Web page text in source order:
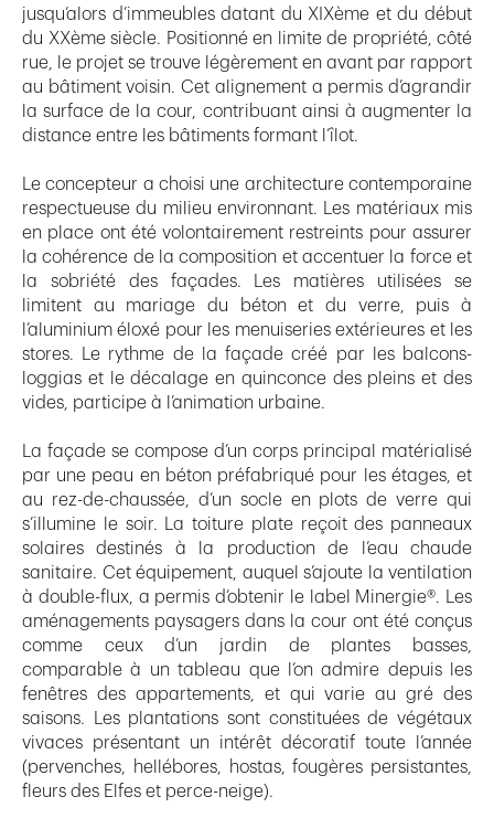
jusqu’alors d’immeubles datant du XIXème et du début
du XXème siècle. Positionné en limite de propriété, côté
rue, le projet se trouve légèrement en avant par rapport
au bâtiment voisin. Cet alignement a permis d’agrandir
la surface de la cour, contribuant ainsi à augmenter la
distance entre les bâtiments formant l’îlot.
Le concepteur a choisi une architecture contemporaine
respectueuse du milieu environnant. Les matériaux mis
en place ont été volontairement restreints pour assurer
la cohérence de la composition et accentuer la force et
la sobriété des façades. Les matières utilisées se
limitent au mariage du béton et du verre, puis à
l’aluminium éloxé pour les menuiseries extérieures et les
stores. Le rythme de la façade créé par les balcons-
loggias et le décalage en quinconce des pleins et des
vides, participe à l’animation urbaine.
La façade se compose d’un corps principal matérialisé
par une peau en béton préfabriqué pour les étages, et
au rez-de-chaussée, d’un socle en plots de verre qui
s’illumine le soir. La toiture plate reçoit des panneaux
solaires destinés à la production de l’eau chaude
sanitaire. Cet équipement, auquel s’ajoute la ventilation
à double-flux, a permis d’obtenir le label Minergie®. Les
aménagements paysagers dans la cour ont été conçus
comme ceux d’un jardin de plantes basses,
comparable à un tableau que l’on admire depuis les
fenêtres des appartements, et qui varie au gré des
saisons. Les plantations sont constituées de végétaux
vivaces présentant un intérêt décoratif toute l’année
(pervenches, hellébores, hostas, fougères persistantes,
fleurs des Elfes et perce-neige).